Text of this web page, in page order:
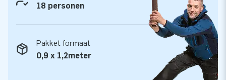
18 personen
Pakket formaat
0,9 x 1,2meter